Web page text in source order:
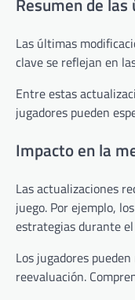
Las últimas
clave se reflejan en
Entre estas
jugadores pueden
Impacto en la
Las actualizaciones
juego. Por ejemplo,
estrategias durante
Los jugadores
reevaluación.